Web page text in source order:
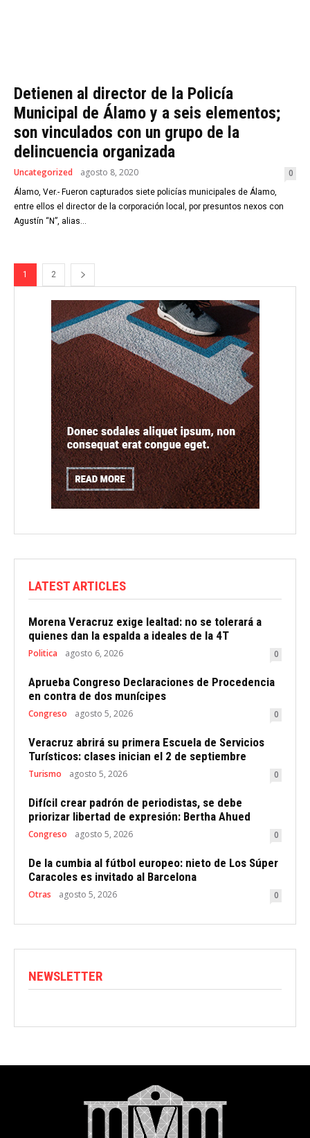
Detienen al director de la Policía
Municipal de Álamo y a seis elementos;
son vinculados con un grupo de la
delincuencia organizada
Uncategorized agosto 8, 2020 0
Álamo, Ver.- Fueron capturados siete policías municipales de Álamo,
entre ellos el director de la corporación local, por presuntos nexos con
Agustín “N”, alias...
1 2
LATEST ARTICLES
Morena Veracruz exige lealtad: no se tolerará a
quienes dan la espalda a ideales de la 4T
Politica agosto 6, 2026 0
Aprueba Congreso Declaraciones de Procedencia
en contra de dos munícipes
Congreso agosto 5, 2026 0
Veracruz abrirá su primera Escuela de Servicios
Turísticos: clases inician el 2 de septiembre
Turismo agosto 5, 2026 0
Difícil crear padrón de periodistas, se debe
priorizar libertad de expresión: Bertha Ahued
Congreso agosto 5, 2026 0
De la cumbia al fútbol europeo: nieto de Los Súper
Caracoles es invitado al Barcelona
Otras agosto 5, 2026 0
NEWSLETTER